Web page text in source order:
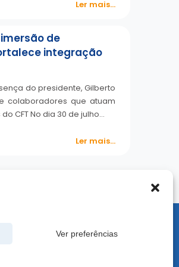
Ver preferências
Ler mais...
de
integração
do presidente, Gilberto
colaboradores que atuam
CFT No dia 30 de julho…
Ler mais...